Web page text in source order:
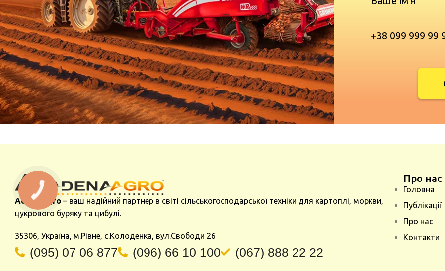
Adena Agro – ваш надійний партнер в світі сільськогосподарської техніки для картоплі, моркви,
цукрового буряку та цибулі.
35306, Україна, м.Рівне, с.Колоденка, вул.Свободи 26
(095) 07 06 877 (096) 66 10 100 (067) 888 22 22
Про нас
Головна
Публікації
Про нас
Контакти